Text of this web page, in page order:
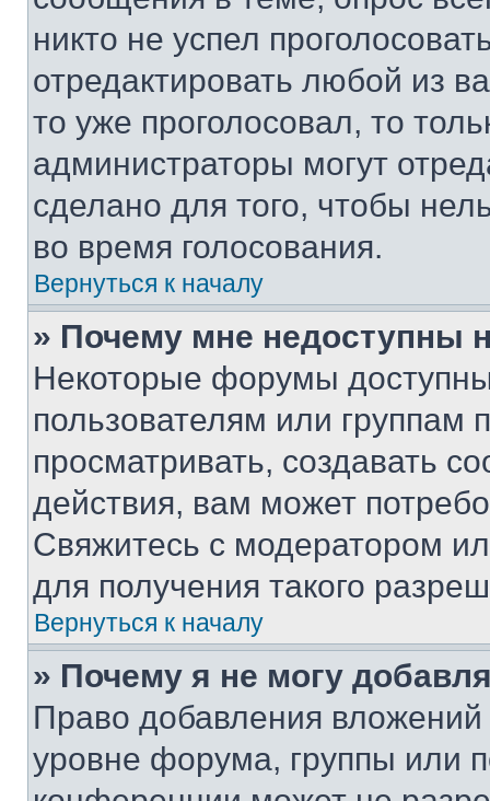
никто не успел
отредактировать любой из
то уже проголосовал, то
администраторы могут
сделано для того, чтобы
во время голосования.
Вернуться к началу
» Почему мне недоступны
Некоторые форумы
пользователям или группам
просматривать, создавать
действия, вам может
Свяжитесь с модератором
для получения такого
Вернуться к началу
» Почему я не могу
Право добавления
уровне форума, группы или